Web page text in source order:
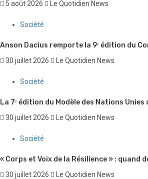
5 août 2026 Le Quotidien News
Société
Anson Dacius remporte la 9ᵉ édition du
30 juillet 2026 Le Quotidien News
Société
La 7ᵉ édition du Modèle des Nations
30 juillet 2026 Le Quotidien News
Société
« Corps et Voix de la Résilience » : quand
30 juillet 2026 Le Quotidien News